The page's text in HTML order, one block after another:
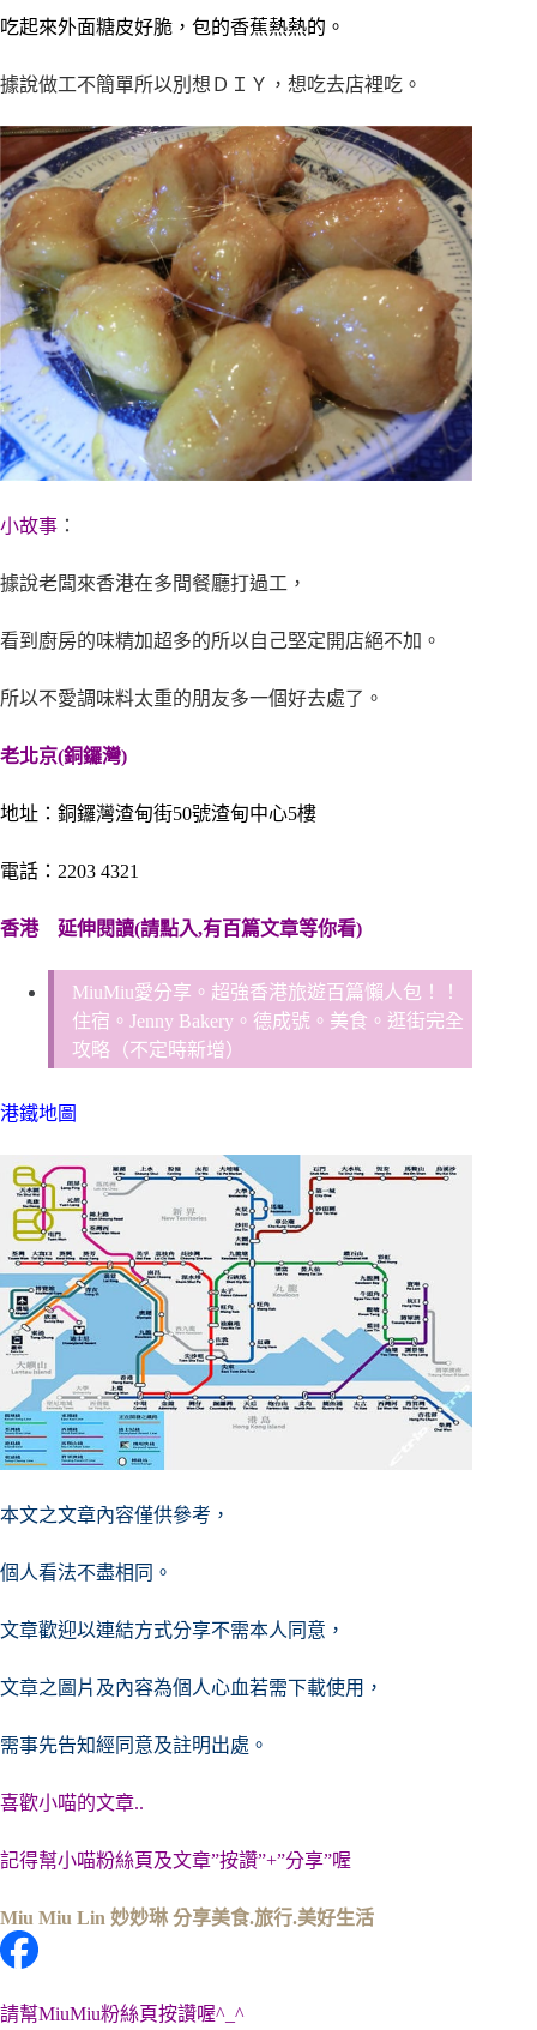
吃起來外面糖皮好脆，包的香蕉熱熱的。
據說做工不簡單所以別想ＤＩＹ，想吃去店裡吃。
小故事 ：
據說老闆來香港在多間餐廳打過工，
看到廚房的味精加超多的所以自己堅定開店絕不加。
所以不愛調味料太重的朋友多一個好去處了。
老北京(銅鑼灣)
地址：銅鑼灣渣甸街50號渣甸中心5樓
電話：2203 4321
香港 延伸閱讀(請點入,有百篇文章等你看)
MiuMiu愛分享。超強香港旅遊百篇懶人包！！
住宿。Jenny Bakery。德成號。美食。逛街完全
攻略（不定時新增）
港鐵地圖
本文之文章內容僅供參考，
個人看法不盡相同。
文章歡迎以連結方式分享不需本人同意，
文章之圖片及內容為個人心血若需下載使用，
需事先告知經同意及註明出處。
喜歡小喵的文章..
記得幫小喵粉絲頁及文章”按讚”+”分享”喔
Miu Miu Lin 妙妙琳 分享美食.旅行.美好生活
請幫MiuMiu粉絲頁按讚喔^_^